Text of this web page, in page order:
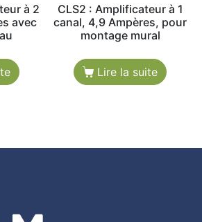
à 2
avec
CLS2 : Amplificateur à 1
canal, 4,9 Ampères, pour
montage mural
Lire la suite